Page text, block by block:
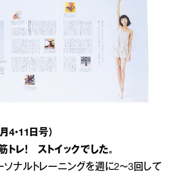
4・11日号）
レ！ ストイックでした。
ソナルトレーニングを週に2～3回して